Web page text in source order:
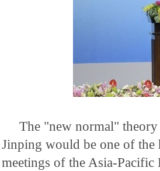
The "new normal"
Jinping would be one of
meetings of the Asia-